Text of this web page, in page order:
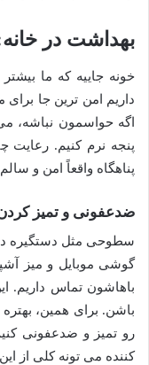
بهداشت در
خونه جاییه که ما
داریم امن ترین جا
اگه حواسمون نباشه،
پنجه نرم کنیم. رعایت
پناهگاه واقعاً امن و
ضدعفونی و تمیز
سطوحی مثل دستگیره
گوشی موبایل و میز
باهاشون تماس داریم.
باشن. برای همین،
رو تمیز و ضدعفونی
کننده می تونه کلی از